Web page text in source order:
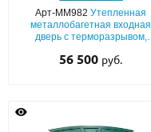
Арт-ММ982Утепленная
металлобагетная входная
дверь с терморазрывом,
окрашиванием и карнизом
56 500 руб.